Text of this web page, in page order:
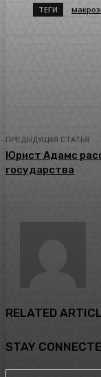
ТЕГИ
ПРЕДЫДУЩАЯ СТАТЬЯ
Юрист Адамс
государства
RELATED
STAY